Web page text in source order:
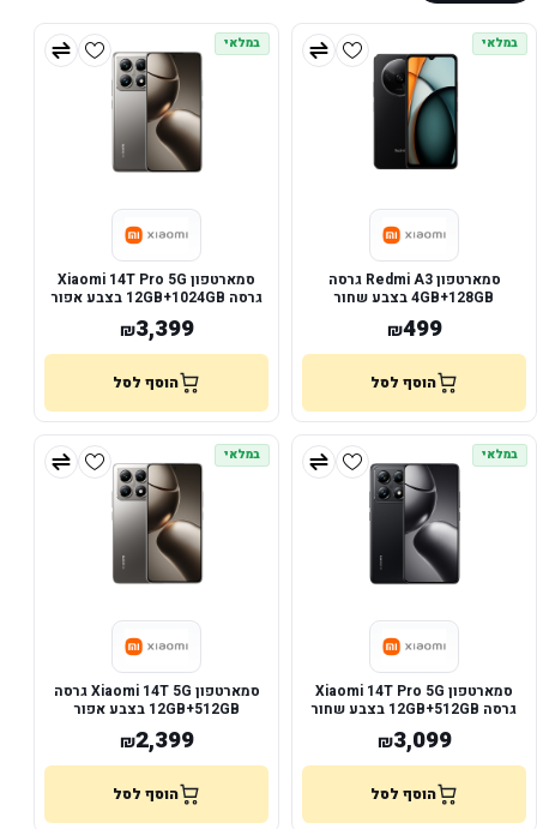
במלאי
סמארטפון Redmi A3 גרסה
4GB+128GB בצבע שחור
₪499
הוסף לסל
במלאי
סמארטפון Xiaomi 14T Pro 5G
גרסה 12GB+1024GB בצבע אפור
₪3,399
הוסף לסל
במלאי
סמארטפון Xiaomi 14T Pro 5G
גרסה 12GB+512GB בצבע שחור
₪3,099
הוסף לסל
במלאי
סמארטפון Xiaomi 14T 5G גרסה
12GB+512GB בצבע אפור
₪2,399
הוסף לסל